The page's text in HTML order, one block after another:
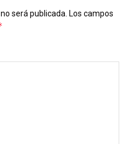
será publicada. Los campos